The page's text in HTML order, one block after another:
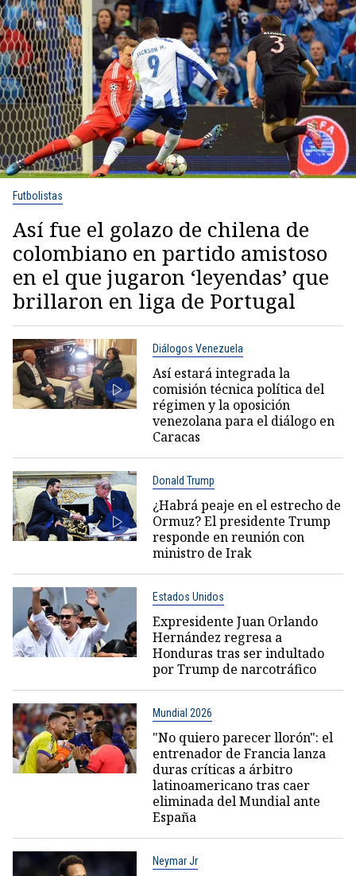
Futbolistas
Así fue el golazo de chilena de
colombiano en partido amistoso
en el que jugaron ‘leyendas’ que
brillaron en liga de Portugal
Diálogos Venezuela
Así estará integrada la
comisión técnica política del
régimen y la oposición
venezolana para el diálogo en
Caracas
Donald Trump
¿Habrá peaje en el estrecho de
Ormuz? El presidente Trump
responde en reunión con
ministro de Irak
Estados Unidos
Expresidente Juan Orlando
Hernández regresa a
Honduras tras ser indultado
por Trump de narcotráfico
Mundial 2026
"No quiero parecer llorón": el
entrenador de Francia lanza
duras críticas a árbitro
latinoamericano tras caer
eliminada del Mundial ante
España
Neymar Jr